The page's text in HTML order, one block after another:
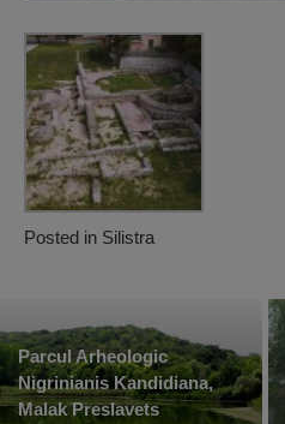
Posted in Silistra
Parcul Arheologic
Nigrinianis Kandidiana,
Malak Preslavets